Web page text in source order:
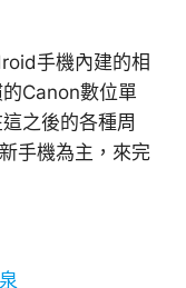
手機內建的相
Canon數位單
之後的各種周
手機為主，來完